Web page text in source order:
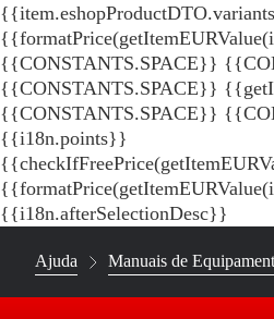
{{CONSTANTS.SPACE}}
{{CONSTANTS.SPACE}}
{{CONSTANTS.SPACE}}
{{i18n.points}}
{{i18n.afterSelectionDesc}}
Ajuda Manuais de